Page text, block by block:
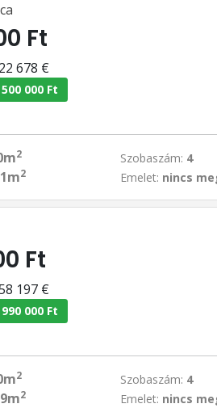
Ft
678 €
000 Ft
2
2
Szobaszám: 4
Emelet: nincs
Ft
197 €
000 Ft
2
2
Szobaszám: 4
Emelet: nincs